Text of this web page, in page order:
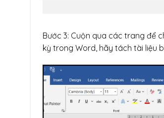
Bước 3: Cuộn qua các trang để
kỳ trong Word, hãy tách tài liệu